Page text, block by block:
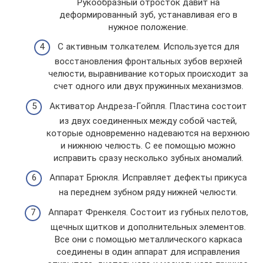
деформированный зуб, устанавливая его в
нужное положение.
С активным толкателем. Используется для
восстановления фронтальных зубов верхней
челюсти, выравнивание которых происходит за
счет одного или двух пружинных механизмов.
Активатор Андреза-Гойпля. Пластина состоит
из двух соединенных между собой частей,
которые одновременно надеваются на верхнюю
и нижнюю челюсть. С ее помощью можно
исправить сразу несколько зубных аномалий.
Аппарат Брюкля. Исправляет дефекты прикуса
на переднем зубном ряду нижней челюсти.
Аппарат Френкеля. Состоит из губных пелотов,
щечных щитков и дополнительных элементов.
Все они с помощью металлического каркаса
соединены в один аппарат для исправления